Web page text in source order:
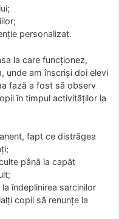
personalizat.
la care funcționez,
unde am înscriși doi elevi
fază a fost să observ
în timpul activităților la
fapt ce distrăgea
până la capăt
îndeplinirea sarcinilor
copii să renunțe la